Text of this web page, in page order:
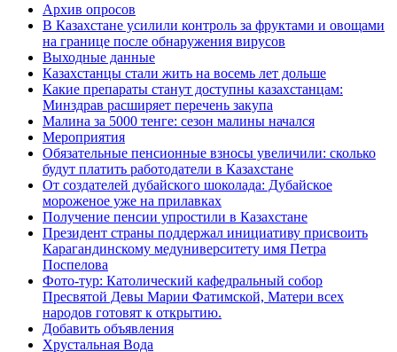
Архив опросов
В Казахстане усилили контроль за фруктами и овощами
на границе после обнаружения вирусов
Выходные данные
Казахстанцы стали жить на восемь лет дольше
Какие препараты станут доступны казахстанцам:
Минздрав расширяет перечень закупа
Малина за 5000 тенге: сезон малины начался
Мероприятия
Обязательные пенсионные взносы увеличили: сколько
будут платить работодатели в Казахстане
От создателей дубайского шоколада: Дубайское
мороженое уже на прилавках
Получение пенсии упростили в Казахстане
Президент страны поддержал инициативу присвоить
Карагандинскому медуниверситету имя Петра
Поспелова
Фото-тур: Католический кафедральный собор
Пресвятой Девы Марии Фатимской, Матери всех
народов готовят к открытию.
Добавить объявления
Хрустальная Вода